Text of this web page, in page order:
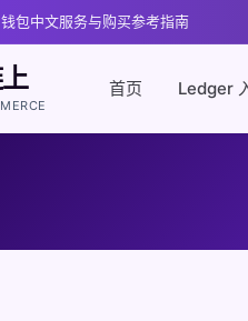
包中文服务与购买参考指南
首页 Ledger